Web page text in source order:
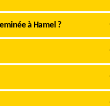
à Hamel ?